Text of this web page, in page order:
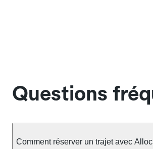
Questions
Comment réserver un trajet avec